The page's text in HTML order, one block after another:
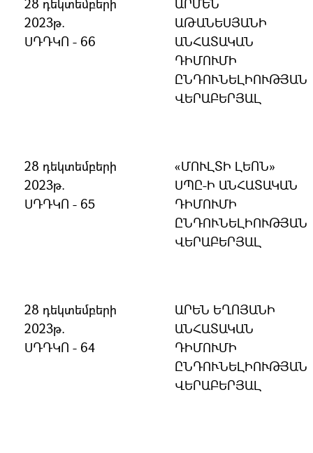
28 դեկտեմբերի
2023թ.
ՍԴԴԿՈ - 66
ԱՐՄԵՆ
ԱԹԱՆԵՍՅԱՆԻ
ԱՆՀԱՏԱԿԱՆ
ԴԻՄՈՒՄԻ
ԸՆԴՈՒՆԵԼԻՈՒԹՅԱՆ
ՎԵՐԱԲԵՐՅԱԼ
28 դեկտեմբերի
2023թ.
ՍԴԴԿՈ - 65
«ՄՈՒԼՏԻ ԼԵՈՆ»
ՍՊԸ-Ի ԱՆՀԱՏԱԿԱՆ
ԴԻՄՈՒՄԻ
ԸՆԴՈՒՆԵԼԻՈՒԹՅԱՆ
ՎԵՐԱԲԵՐՅԱԼ
28 դեկտեմբերի
2023թ.
ՍԴԴԿՈ - 64
ԱՐԵՆ ԵՂՈՅԱՆԻ
ԱՆՀԱՏԱԿԱՆ
ԴԻՄՈՒՄԻ
ԸՆԴՈՒՆԵԼԻՈՒԹՅԱՆ
ՎԵՐԱԲԵՐՅԱԼ